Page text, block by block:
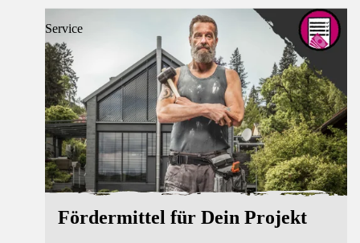
Service
Fördermittel für Dein Projekt